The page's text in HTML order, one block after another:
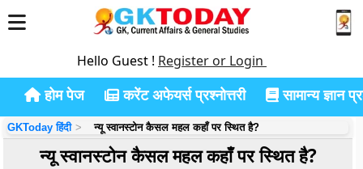
Hello Guest ! Register or Login
होम पेज करेंट अफेयर्स प्रश्नोत्तरी सामान्य ज्ञान
GKToday हिंदी न्यू स्वानस्टोन कैसल महल कहाँ पर स्थित है?
न्यू स्वानस्टोन कैसल महल कहाँ पर स्थित है?